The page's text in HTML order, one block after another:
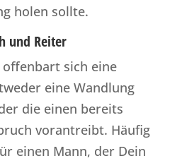
holen sollte.
und Reiter
sich eine
eine Wandlung
die einen bereits
vorantreibt. Häufig
einen Mann, der Dein